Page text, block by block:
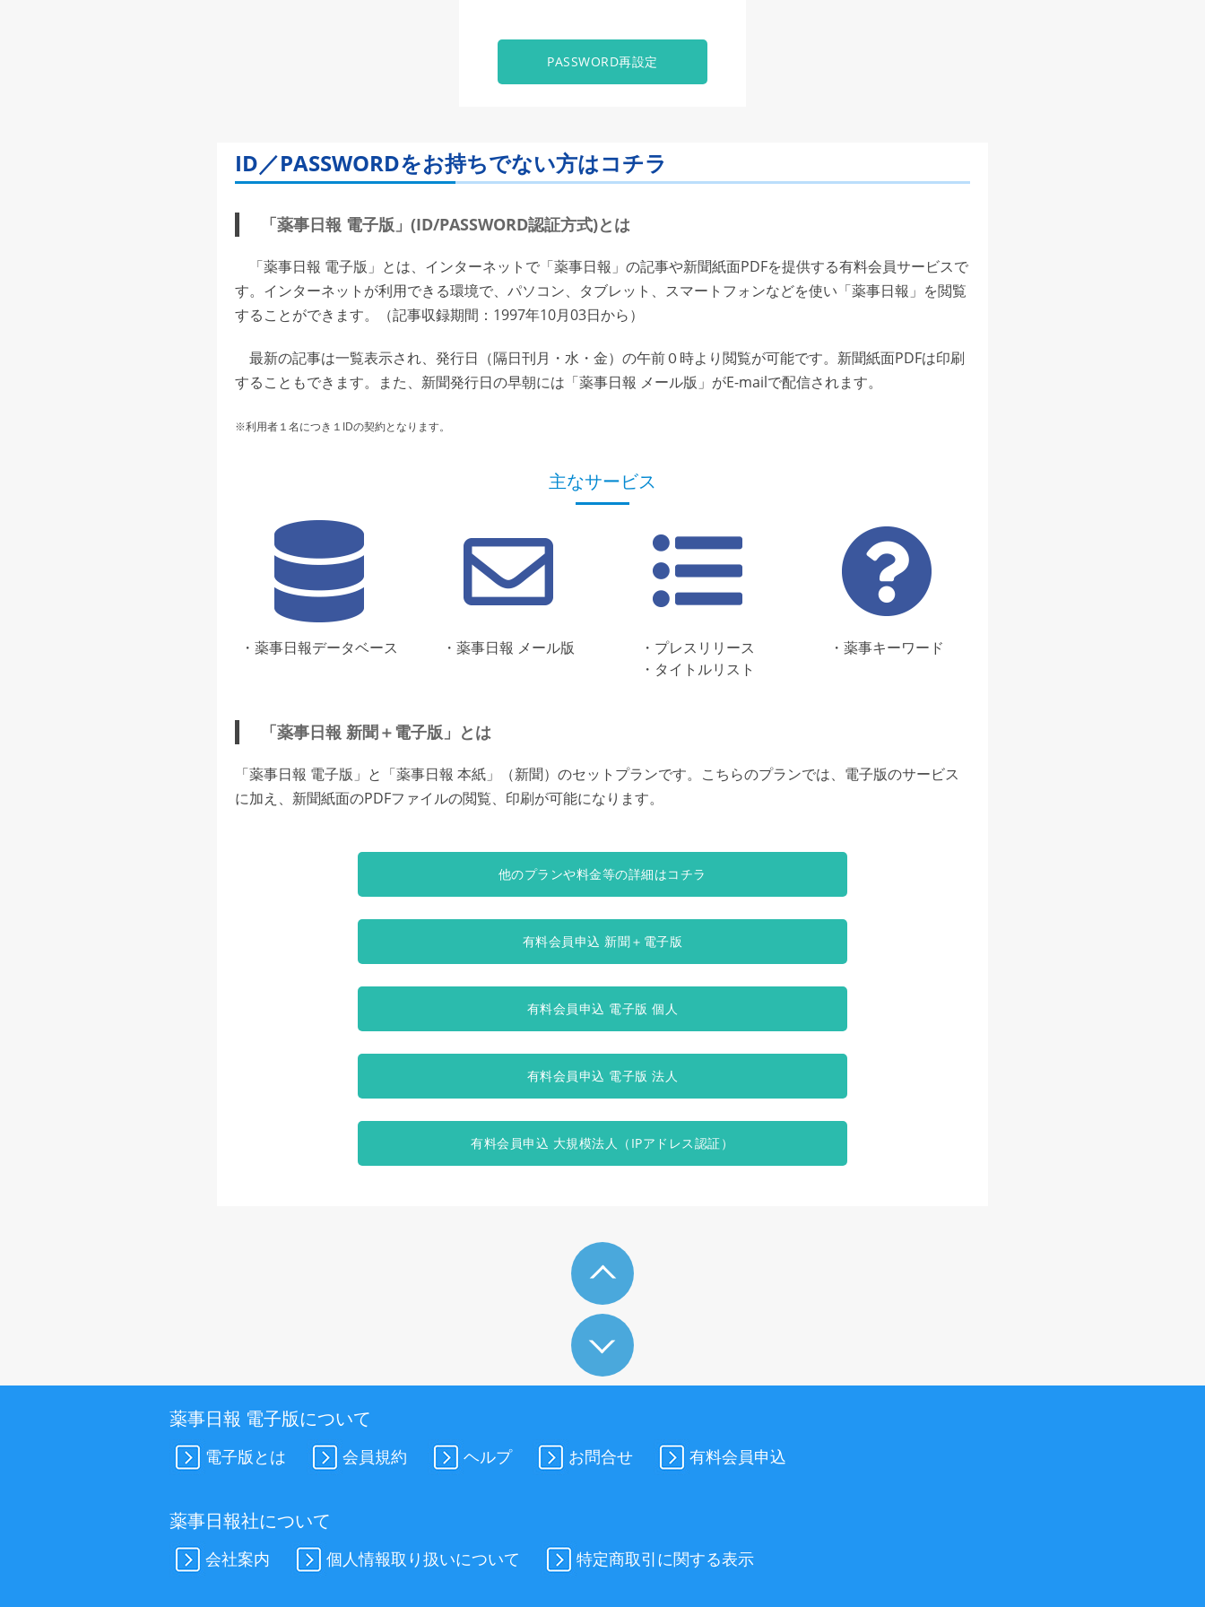
PASSWORD再設定
ID／PASSWORDをお持ちでない方はコチラ
「薬事日報 電子版」(ID/PASSWORD認証方式)とは
「薬事日報 電子版」とは、インターネットで「薬事日報」の記事や新聞紙面PDFを提供する有料会員サービスで
す。インターネットが利用できる環境で、パソコン、タブレット、スマートフォンなどを使い「薬事日報」を閲覧
することができます。（記事収録期間：1997年10月03日から）
最新の記事は一覧表示され、発行日（隔日刊月・水・金）の午前０時より閲覧が可能です。新聞紙面PDFは印刷
することもできます。また、新聞発行日の早朝には「薬事日報 メール版」がE-mailで配信されます。
※利用者１名につき１IDの契約となります。
主なサービス
・薬事日報データベース ・薬事日報 メール版
・プレスリリース
・タイトルリスト
・薬事キーワード
「薬事日報 新聞＋電子版」とは
「薬事日報 電子版」と「薬事日報 本紙」（新聞）のセットプランです。こちらのプランでは、電子版のサービス
に加え、新聞紙面のPDFファイルの閲覧、印刷が可能になります。
他のプランや料金等の詳細はコチラ
有料会員申込 新聞＋電子版
有料会員申込 電子版 個人
有料会員申込 電子版 法人
有料会員申込 大規模法人（IPアドレス認証）
薬事日報 電子版について
電子版とは 会員規約 ヘルプ お問合せ 有料会員申込
薬事日報社について
会社案内 個人情報取り扱いについて 特定商取引に関する表示